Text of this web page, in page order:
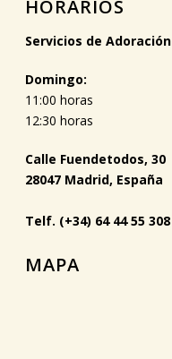
HORARIOS
Servicios de Adoración
Domingo:
11:00 horas
12:30 horas
Calle Fuendetodos, 30
28047 Madrid, España
Telf. (+34) 64 44 55 308
MAPA